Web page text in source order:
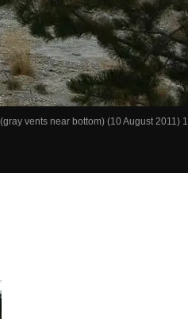
vents near bottom) (10 August 2011) 1